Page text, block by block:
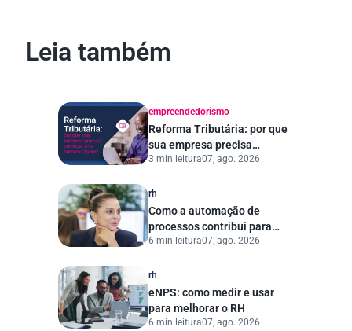
Leia também
empreendedorismo
Reforma Tributária: por que
sua empresa precisa
começar a se preparar
3 min leitura07, ago. 2026
rh
Como a automação de
processos contribui para
uma gestão pública mais
6 min leitura07, ago. 2026
rh
eNPS: como medir e usar
para melhorar o RH
6 min leitura07, ago. 2026